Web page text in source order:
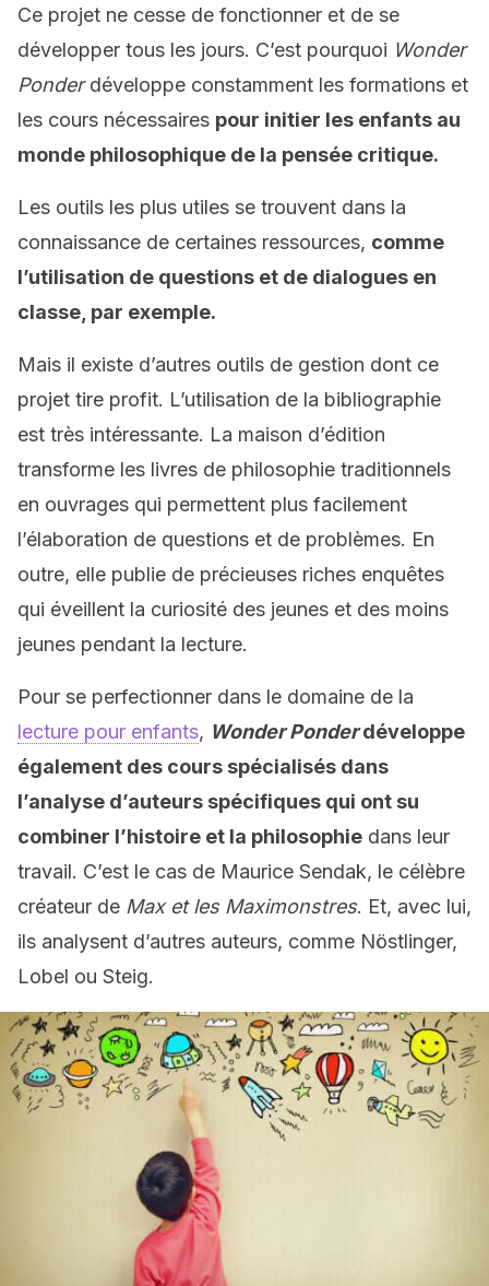
Ce projet ne cesse de fonctionner et de se
développer tous les jours. C’est pourquoi Wonder
Ponderdéveloppe constamment les formations et
les cours nécessaires pour initier les enfants au
monde philosophique de la pensée critique.
Les outils les plus utiles se trouvent dans la
connaissance de certaines ressources, comme
l’utilisation de questions et de dialogues en
classe, par exemple.
Mais il existe d’autres outils de gestion dont ce
projet tire profit. L’utilisation de la bibliographie
est très intéressante. La maison d’édition
transforme les livres de philosophie traditionnels
en ouvrages qui permettent plus facilement
l’élaboration de questions et de problèmes. En
outre, elle publie de précieuses riches enquêtes
qui éveillent la curiosité des jeunes et des moins
jeunes pendant la lecture.
Pour se perfectionner dans le domaine de la
lecture pour enfants, Wonder Ponderdéveloppe
également des cours spécialisés dans
l’analyse d’auteurs spécifiques qui ont su
combiner l’histoire et la philosophie dans leur
travail. C’est le cas de Maurice Sendak, le célèbre
créateur de Max et les Maximonstres. Et, avec lui,
ils analysent d’autres auteurs, comme Nöstlinger,
Lobel ou Steig.